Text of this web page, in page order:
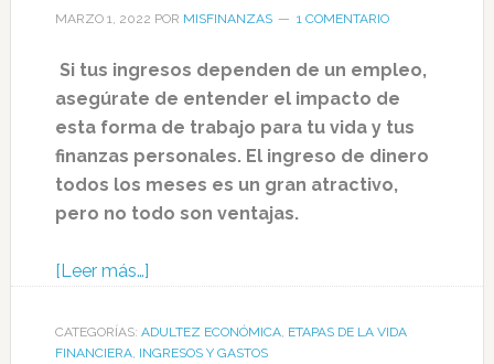
MARZO 1, 2022 POR MISFINANZAS 1 COMENTARIO
Si tus ingresos dependen de un empleo,
asegúrate de entender el impacto de
esta forma de trabajo para tu vida y tus
finanzas personales. El ingreso de dinero
todos los meses es un gran atractivo,
pero no todo son ventajas.
[Leer más…]
CATEGORÍAS: ADULTEZ ECONÓMICA, ETAPAS DE LA VIDA
FINANCIERA, INGRESOS Y GASTOS